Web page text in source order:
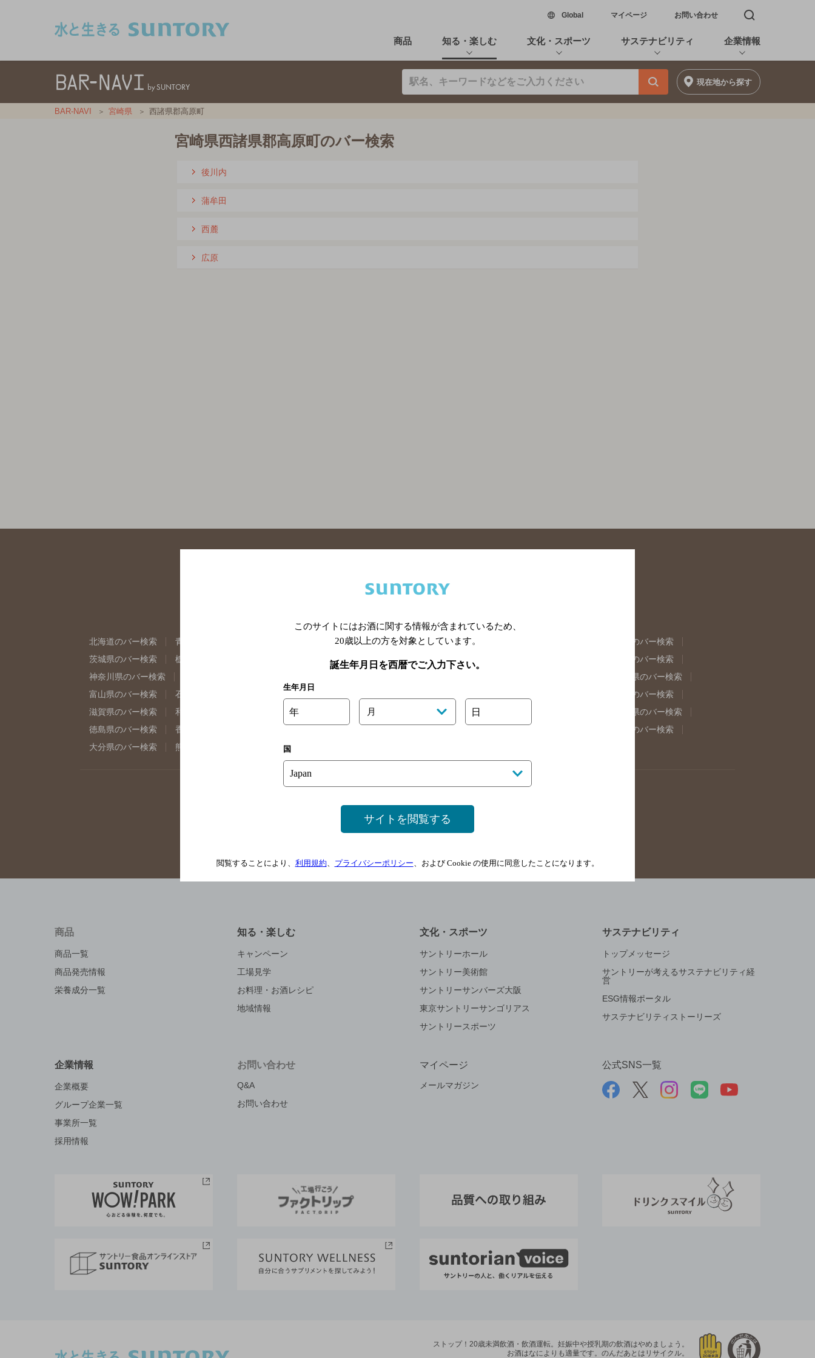
Global新しいウィンドウで開く
マイページ お問い合わせ 検索窓を開く
商品 知る・楽しむ 文化・スポーツ サステナビリティ 企業情報
現在地から探す
BAR-NAVI 宮崎県 西諸県郡高原町
宮崎県西諸県郡高原町のバー検索
後川内
蒲牟田
西麓
広原
北海道のバー検索 青森県のバー検索 宮城県のバー検索 秋田県のバー検索
福島県のバー検索
茨城県のバー検索
栃木県のバー検索 山梨県のバー検索 長野県のバー検索
東京都のバー検索
神奈川県のバー検索
岐阜県のバー検索
富山県のバー検索
石川県のバー検索 福井県のバー検索
奈良県のバー検索
滋賀県のバー検索
和歌山県のバー検索 広島県のバー検索 岡山県のバー検索 山口県のバー検索
島根県のバー検索
徳島県のバー検索
香川県のバー検索
佐賀県のバー検索
大分県のバー検索
熊本県のバー検索 宮崎県のバー検索
商品
商品一覧
商品発売情報
栄養成分一覧
知る・楽しむ
キャンペーン
工場見学
お料理・お酒レシピ
地域情報
文化・スポーツ
サントリーホール
サントリー美術館
サントリーサンバーズ大阪
東京サントリーサンゴリアス
サントリースポーツ
サステナビリティ
トップメッセージ
サントリーが考えるサステナビリティ経
営
ESG情報ポータル
サステナビリティストーリーズ
企業情報
企業概要
グループ企業一覧
事業所一覧
採用情報
お問い合わせ
Q&A
お問い合わせ
マイページ
メールマガジン
公式SNS一覧
ストップ！20歳未満飲酒・飲酒運転。 妊娠中や授乳期の飲酒はやめましょう。
お酒はなによりも適量です。 のんだあとはリサイクル。
このサイトにはお酒に関する情報が含まれているため、
20歳以上の方を対象としています。
誕生年月日を西暦でご入力下さい。
生年月日
年 月 日
国
サイトを閲覧する
閲覧することにより、 利用規約 プライバシーポリシー 、および Cookie の使用に同意したことになります。